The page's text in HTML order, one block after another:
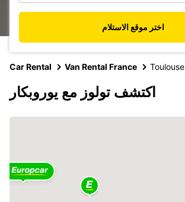
اختر موقع الاستلام
Car Rental Van Rental France Toulouse
اكتشف تولوز مع يوروبكار